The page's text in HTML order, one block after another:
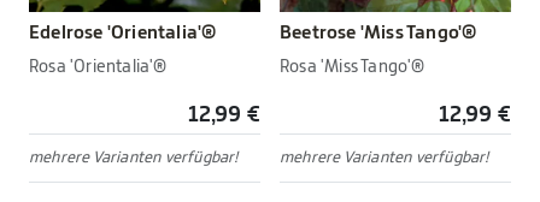
Edelrose 'Orientalia'®
Rosa 'Orientalia'®
12,99 €
mehrere Varianten verfügbar!
Beetrose 'Miss Tango'®
Rosa 'Miss Tango'®
12,99 €
mehrere Varianten verfügbar!